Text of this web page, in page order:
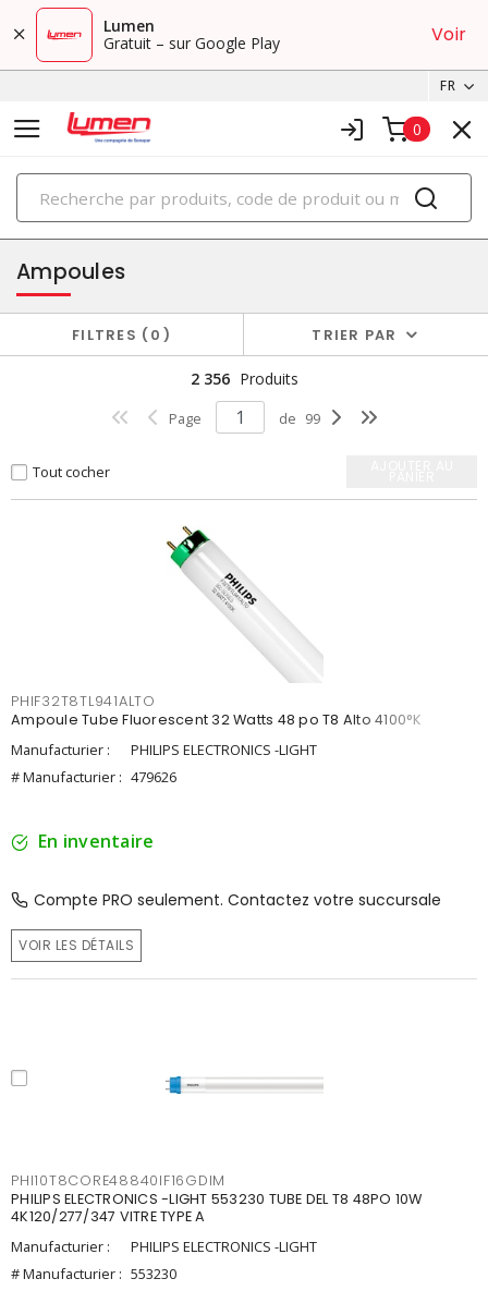
Lumen
Gratuit – sur Google Play
Voir
FR
0
PRODUITS
éclairage
Ampoules
FILTRES 0 TRIER PAR
2 356 Produits
Page de 99
Tout cocher
PHIF32T8TL941ALTO
Ampoule Tube Fluorescent 32 Watts 48 po T8 Alto 4100°K
Manufacturier :
PHILIPS ELECTRONICS -LIGHT
# Manufacturier : 479626
En inventaire
Compte PRO seulement. Contactez votre succursale
VOIR LES DÉTAILS
PHI10T8CORE48840IF16GDIM
PHILIPS ELECTRONICS -LIGHT 553230 TUBE DEL T8 48PO 10W
4K120/277/347 VITRE TYPE A
Manufacturier :
PHILIPS ELECTRONICS -LIGHT
# Manufacturier : 553230